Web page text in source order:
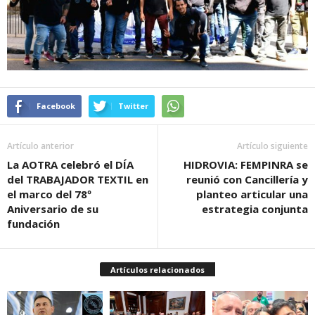
Facebook Twitter
Artículo anterior
La AOTRA celebró el DÍA
del TRABAJADOR TEXTIL en
el marco del 78º
Aniversario de su
fundación
Artículo siguiente
HIDROVIA: FEMPINRA se
reunió con Cancillería y
planteo articular una
estrategia conjunta
Artículos relacionados